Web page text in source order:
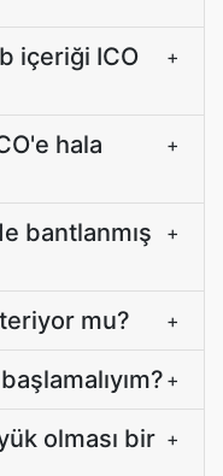
içeriği ICO
+
hala
+
bantlanmış
+
mu? +
+
olması bir +